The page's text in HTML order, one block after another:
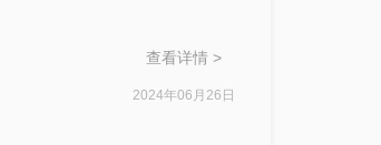
查看详情 >
2024年06月26日